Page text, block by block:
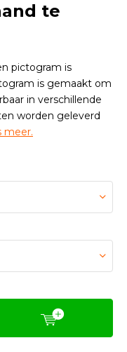
te
pictogram is
is gemaakt om
in verschillende
worden geleverd
meer.